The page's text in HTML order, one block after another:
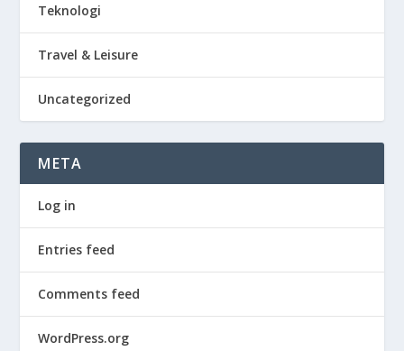
Teknologi
Travel & Leisure
Uncategorized
META
Log in
Entries feed
Comments feed
WordPress.org